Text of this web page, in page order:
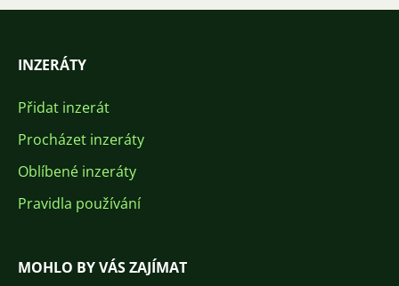
INZERÁTY
Přidat inzerát
Procházet inzeráty
Oblíbené inzeráty
Pravidla používání
MOHLO BY VÁS ZAJÍMAT